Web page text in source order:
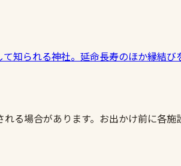
知られる神社。延命長寿のほか縁結
る場合があります。お出かけ前に各